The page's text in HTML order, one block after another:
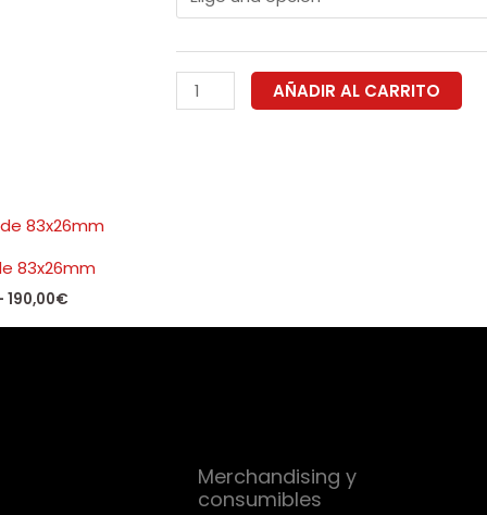
desde
75,00€
hasta
83x52mm(tamaño
AÑADIR AL CARRITO
83x26mm
190,00€
Rango
de
desde
90,00€
190,00€
Merchandising y
consumibles